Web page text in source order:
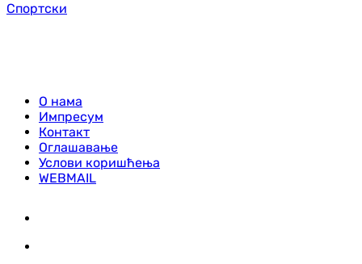
Спортски
О нама
Импресум
Контакт
Оглашавање
Услови коришћења
WEBMAIL